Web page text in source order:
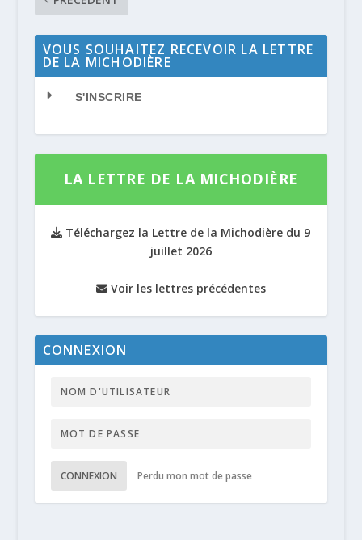
VOUS SOUHAITEZ RECEVOIR LA LETTRE
DE LA MICHODIÈRE
S'INSCRIRE
LA LETTRE DE LA MICHODIÈRE
Téléchargez la Lettre de la Michodière du 9
juillet 2026
Voir les lettres précédentes
CONNEXION
CONNEXION Perdu mon mot de passe